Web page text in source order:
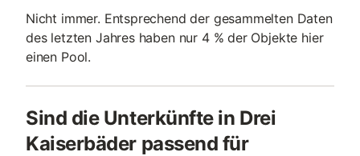
Nicht immer. Entsprechend der gesammelten Daten
des letzten Jahres haben nur 4 % der Objekte hier
einen Pool.
Sind die Unterkünfte in Drei
Kaiserbäder passend für